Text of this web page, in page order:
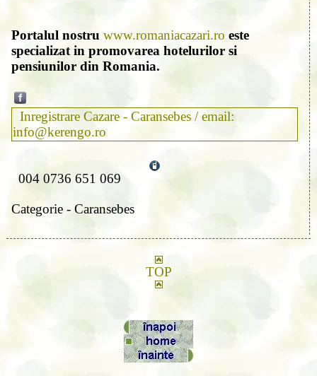
Portalul nostru www.romaniacazari.ro este
specializat in promovarea hotelurilor si
pensiunilor din Romania.
Inregistrare Cazare - Caransebes / email:
info@kerengo.ro
004 0736 651 069
Categorie - Caransebes
TOP